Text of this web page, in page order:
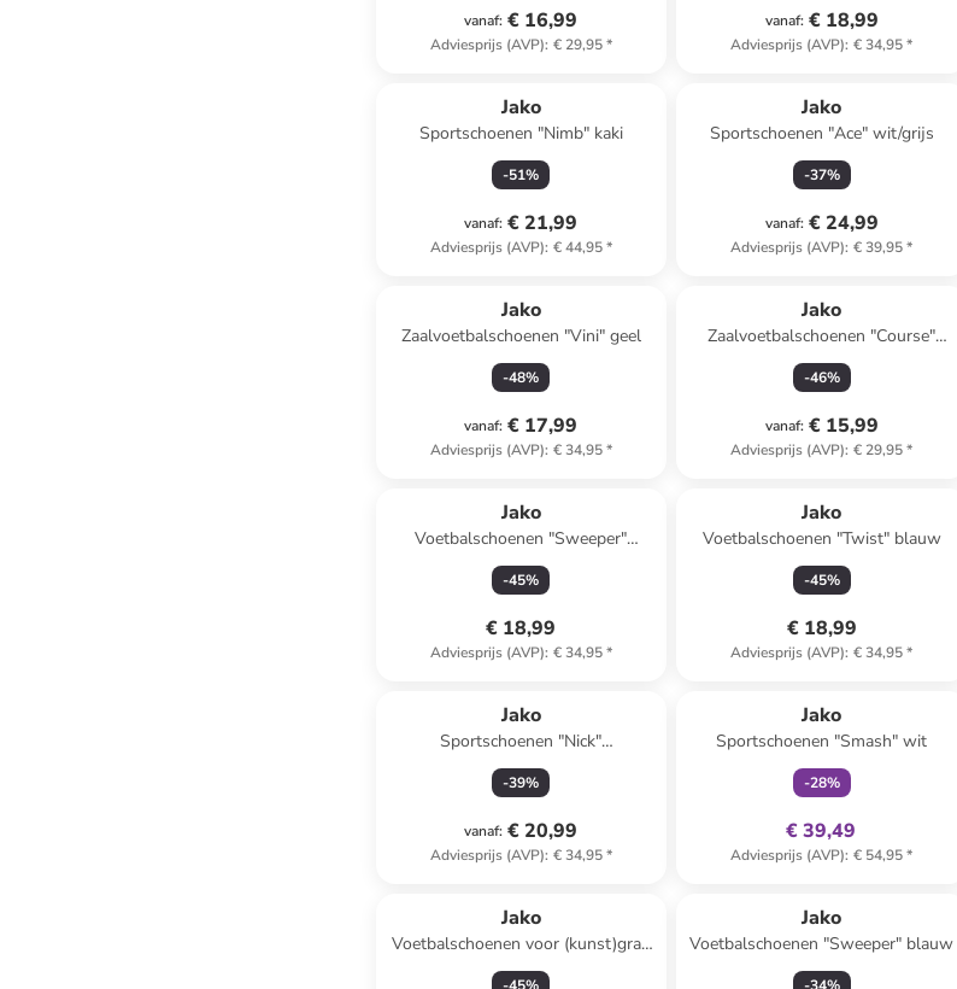
vanaf: € 16,99
Adviesprijs (AVP): € 29,95*
vanaf: € 18,99
Adviesprijs (AVP): € 34,95*
Jako
Sportschoenen "Nimb" kaki
-51%
vanaf: € 21,99
Adviesprijs (AVP): € 44,95*
Jako
Sportschoenen "Ace" wit/grijs
-37%
vanaf: € 24,99
Adviesprijs (AVP): € 39,95*
Jako
Zaalvoetbalschoenen "Vini" geel
-48%
vanaf: € 17,99
Adviesprijs (AVP): € 34,95*
Jako
Zaalvoetbalschoenen "Course"
groen/zwart
-46%
vanaf: € 15,99
Adviesprijs (AVP): € 29,95*
Jako
Voetbalschoenen "Sweeper"
wit/geel
-45%
€ 18,99
Adviesprijs (AVP): € 34,95*
Jako
Voetbalschoenen "Twist" blauw
-45%
€ 18,99
Adviesprijs (AVP): € 34,95*
Jako
Sportschoenen "Nick"
wit/lichtblauw
-39%
vanaf: € 20,99
Adviesprijs (AVP): € 34,95*
Jako
Sportschoenen "Smash" wit
-28%
€ 39,49
Adviesprijs (AVP): € 54,95*
Jako
Voetbalschoenen voor (kunst)gras
"Twist" zwart/groen
Jako
Voetbalschoenen "Sweeper" blauw